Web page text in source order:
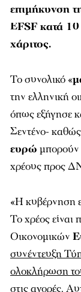
επιμήκυνση
EFSF κατά
χάριτος.
Το συνολικό «
την ελληνική
όπως εξήγησε
Σεντένο-
ευρώ μπορούν
χρέους προς
«Η κυβέρνηση
Το χρέος είναι
Οικονομικών
συνέντευξη
ολοκλήρωση
στις αγορές.